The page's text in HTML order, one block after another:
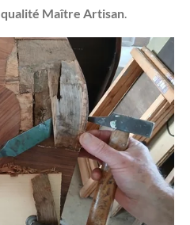
qualité Maître Artisan